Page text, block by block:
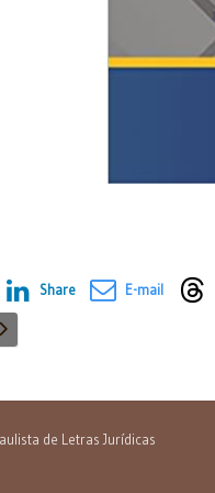
Media
Share E-mail
Direito Administrativo
Execução trabalhista na
de Letras Jurídicas